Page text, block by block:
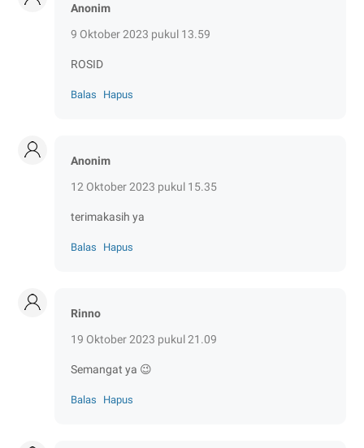
Anonim
9 Oktober 2023 pukul 13.59
ROSID
Balas Hapus
Anonim
12 Oktober 2023 pukul 15.35
terimakasih ya
Balas Hapus
Rinno
19 Oktober 2023 pukul 21.09
Semangat ya 😉
Balas Hapus